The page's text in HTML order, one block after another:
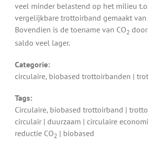
veel minder belastend op het milieu
vergelijkbare trottoirband gemaakt
Bovendien is de toename van CO2
saldo veel lager.
Categorie:
circulaire, biobased trottoirbanden |
Tags:
Circulaire, biobased trottoirband |
circulair | duurzaam | circulaire
reductie CO2 | biobased